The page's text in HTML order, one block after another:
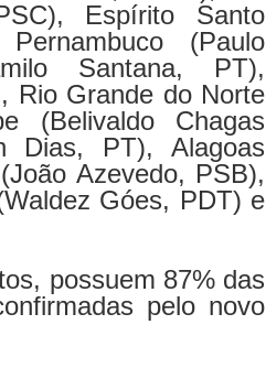
Espírito Santo
(Paulo
Santana, PT),
Rio Grande do Norte
(Belivaldo Chagas
Dias, PT), Alagoas
Azevedo, PSB),
Góes, PDT) e
possuem 87% das
pelo novo